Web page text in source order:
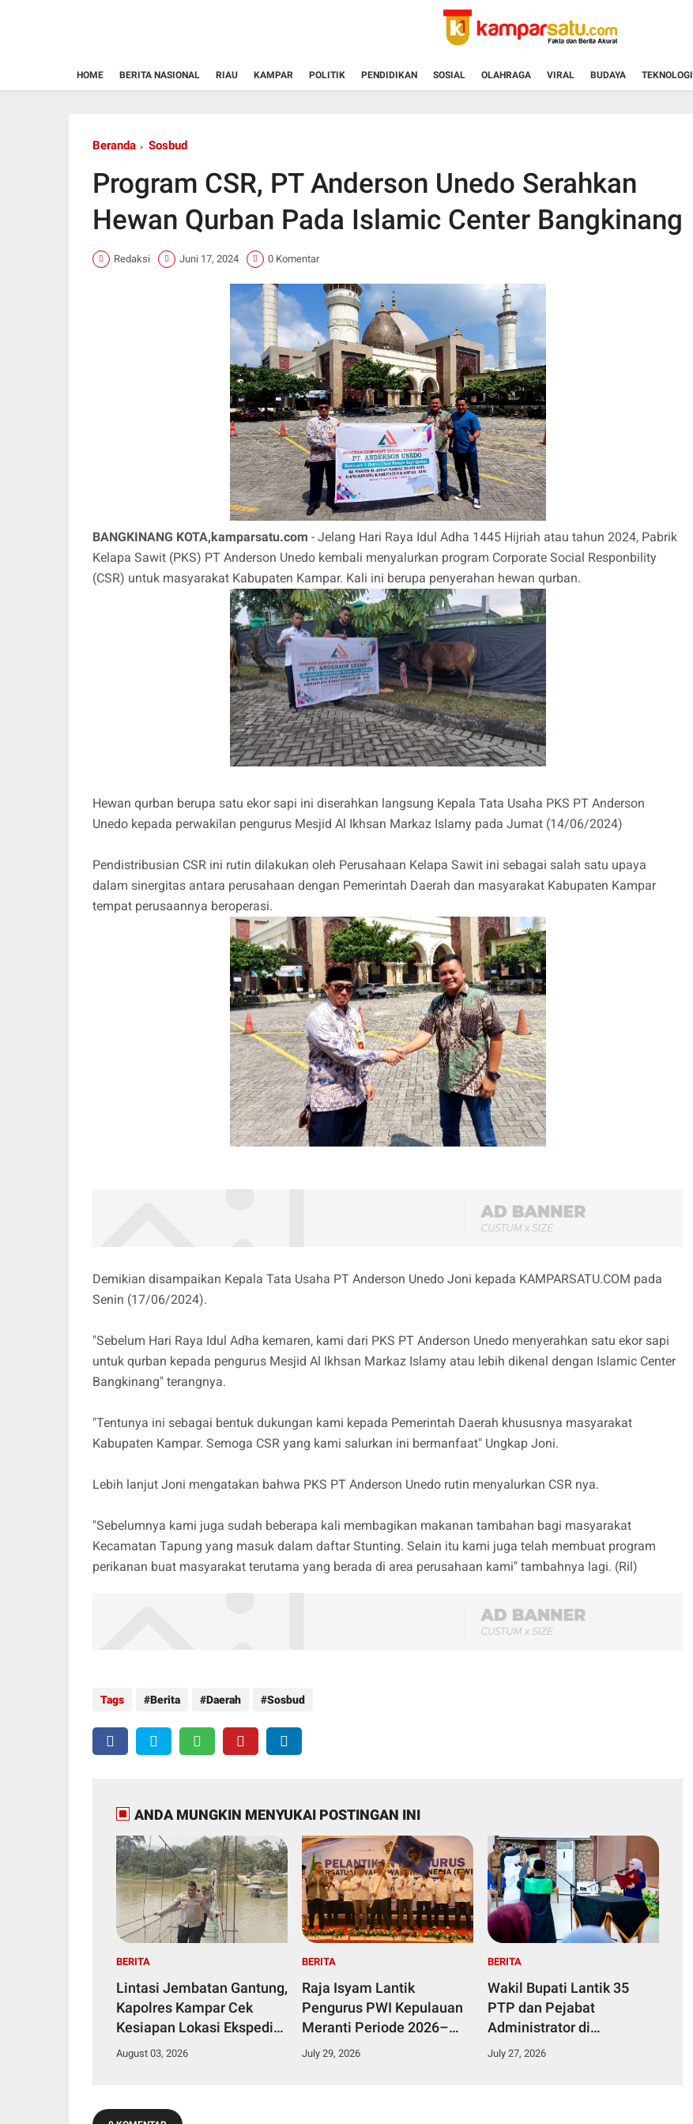
HOME BERITA NASIONAL RIAU KAMPAR POLITIK PENDIDIKAN SOSIAL OLAHRAGA VIRAL BUDAYA TEKNOLOGI
Beranda Sosbud
Program CSR, PT Anderson Unedo Serahkan
Hewan Qurban Pada Islamic Center Bangkinang
Redaksi Juni 17, 2024 0 Komentar
BANGKINANG KOTA,kamparsatu.com - Jelang Hari Raya Idul Adha 1445 Hijriah atau tahun 2024, Pabrik
Kelapa Sawit (PKS) PT Anderson Unedo kembali menyalurkan program Corporate Social Responbility
(CSR) untuk masyarakat Kabupaten Kampar. Kali ini berupa penyerahan hewan qurban.
Hewan qurban berupa satu ekor sapi ini diserahkan langsung Kepala Tata Usaha PKS PT Anderson
Unedo kepada perwakilan pengurus Mesjid Al Ikhsan Markaz Islamy pada Jumat (14/06/2024)
Pendistribusian CSR ini rutin dilakukan oleh Perusahaan Kelapa Sawit ini sebagai salah satu upaya
dalam sinergitas antara perusahaan dengan Pemerintah Daerah dan masyarakat Kabupaten Kampar
tempat perusaannya beroperasi.
Demikian disampaikan Kepala Tata Usaha PT Anderson Unedo Joni kepada KAMPARSATU.COM pada
Senin (17/06/2024).
"Sebelum Hari Raya Idul Adha kemaren, kami dari PKS PT Anderson Unedo menyerahkan satu ekor sapi
untuk qurban kepada pengurus Mesjid Al Ikhsan Markaz Islamy atau lebih dikenal dengan Islamic Center
Bangkinang" terangnya.
"Tentunya ini sebagai bentuk dukungan kami kepada Pemerintah Daerah khususnya masyarakat
Kabupaten Kampar. Semoga CSR yang kami salurkan ini bermanfaat" Ungkap Joni.
Lebih lanjut Joni mengatakan bahwa PKS PT Anderson Unedo rutin menyalurkan CSR nya.
"Sebelumnya kami juga sudah beberapa kali membagikan makanan tambahan bagi masyarakat
Kecamatan Tapung yang masuk dalam daftar Stunting. Selain itu kami juga telah membuat program
perikanan buat masyarakat terutama yang berada di area perusahaan kami" tambahnya lagi. (Ril)
Tags Berita Daerah Sosbud
ANDA MUNGKIN MENYUKAI POSTINGAN INI
BERITA
Lintasi Jembatan Gantung,
Kapolres Kampar Cek
Kesiapan Lokasi Ekspedisi
Merah Putih Presisi
August 03, 2026
BERITA
Raja Isyam Lantik
Pengurus PWI Kepulauan
Meranti Periode 2026–
2029
July 29, 2026
BERITA
Wakil Bupati Lantik 35
PTP dan Pejabat
Administrator di
Lingkungan Pemkab
July 27, 2026